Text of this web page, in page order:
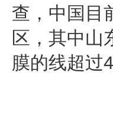
查，中国目
区，其中山
膜的线超过